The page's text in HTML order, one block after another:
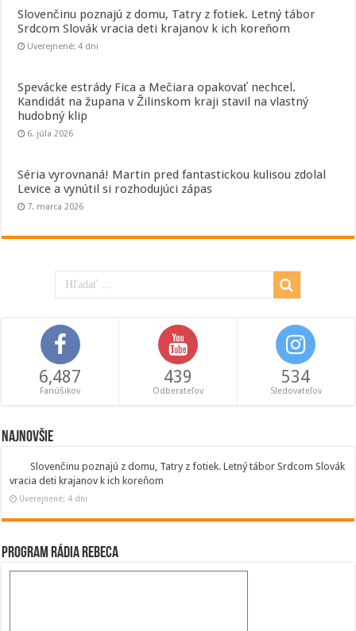
Slovenčinu poznajú z domu, Tatry z fotiek. Letný tábor
Srdcom Slovák vracia deti krajanov k ich koreňom
Uverejnené: 4 dni
Spevácke estrády Fica a Mečiara opakovať nechcel.
Kandidát na župana v Žilinskom kraji stavil na vlastný
hudobný klip
6. júla 2026
Séria vyrovnaná! Martin pred fantastickou kulisou zdolal
Levice a vynútil si rozhodujúci zápas
7. marca 2026
6,487
Fanúšikov
439
Odberateľov
534
Sledovateľov
Najnovšie
Slovenčinu poznajú z domu, Tatry z fotiek. Letný tábor Srdcom Slovák
vracia deti krajanov k ich koreňom
Uverejnené: 4 dni
Program Rádia Rebeca